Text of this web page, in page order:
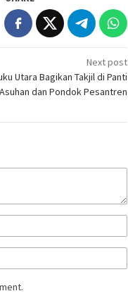
Next post
Utara Bagikan Takjil di Panti
Asuhan dan Pondok Pesantren